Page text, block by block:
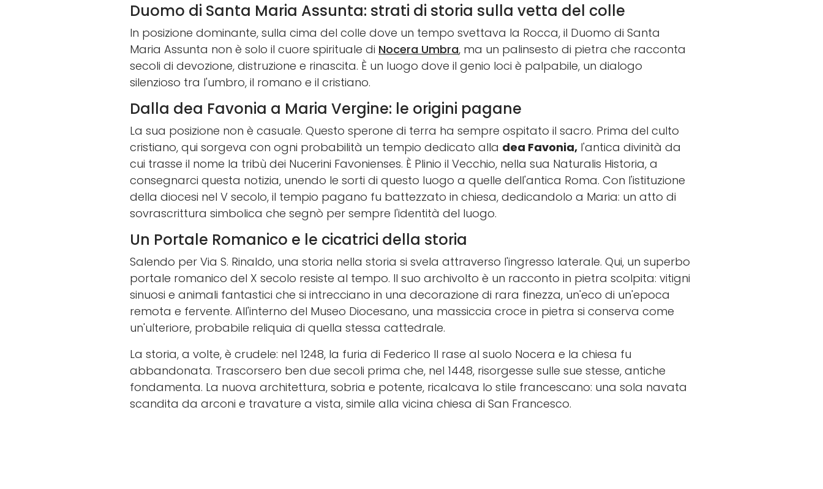
Duomo di Santa Maria Assunta: strati di storia sulla vetta del colle
In posizione dominante, sulla cima del colle dove un tempo svettava la Rocca, il Duomo di Santa
Maria Assunta non è solo il cuore spirituale di Nocera Umbra, ma un palinsesto di pietra che racconta
secoli di devozione, distruzione e rinascita. È un luogo dove il genio loci è palpabile, un dialogo
silenzioso tra l'umbro, il romano e il cristiano.
Dalla dea Favonia a Maria Vergine: le origini pagane
La sua posizione non è casuale. Questo sperone di terra ha sempre ospitato il sacro. Prima del culto
cristiano, qui sorgeva con ogni probabilità un tempio dedicato alla dea Favonia, l'antica divinità da
cui trasse il nome la tribù dei Nucerini Favonienses. È Plinio il Vecchio, nella sua Naturalis Historia, a
consegnarci questa notizia, unendo le sorti di questo luogo a quelle dell'antica Roma. Con l'istituzione
della diocesi nel V secolo, il tempio pagano fu battezzato in chiesa, dedicandolo a Maria: un atto di
sovrascrittura simbolica che segnò per sempre l'identità del luogo.
Un Portale Romanico e le cicatrici della storia
Salendo per Via S. Rinaldo, una storia nella storia si svela attraverso l'ingresso laterale. Qui, un superbo
portale romanico del X secolo resiste al tempo. Il suo archivolto è un racconto in pietra scolpita: vitigni
sinuosi e animali fantastici che si intrecciano in una decorazione di rara finezza, un'eco di un'epoca
remota e fervente. All'interno del Museo Diocesano, una massiccia croce in pietra si conserva come
un'ulteriore, probabile reliquia di quella stessa cattedrale.
La storia, a volte, è crudele: nel 1248, la furia di Federico II rase al suolo Nocera e la chiesa fu
abbandonata. Trascorsero ben due secoli prima che, nel 1448, risorgesse sulle sue stesse, antiche
fondamenta. La nuova architettura, sobria e potente, ricalcava lo stile francescano: una sola navata
scandita da arconi e travature a vista, simile alla vicina chiesa di San Francesco.